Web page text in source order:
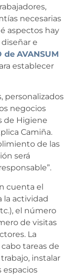
necesarias
aspectos hay
e
de AVANSUM
establecer
personalizados
negocios
de Higiene
Camiña.
de las
será
cuenta el
la actividad
el número
de visitas
La
tareas de
instalar
espacios